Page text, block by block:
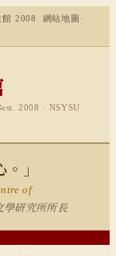
館 2008 網站地圖 ·
est. 2008 · NSYSU
」
of
研究所所長